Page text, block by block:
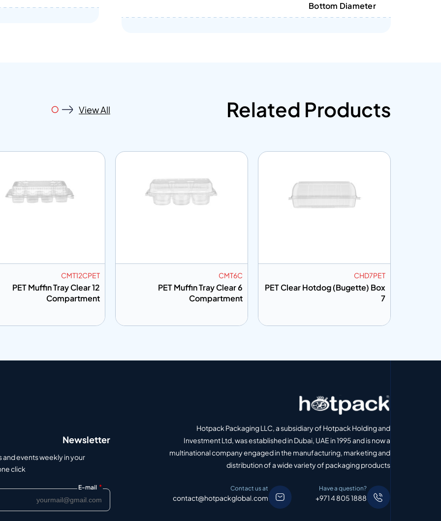
Bottom Diameter
Related Products
View All
CMT6C
PET Muffin Tray Clear 6
Compartment
CMT12CPET
PET Muffin Tray Clear 12
Compartment
CRCCPET
Clear Rectangular Single
Compartment
Hotpack Packaging LLC, a subsidiary of Hotpack Holding and
Investment Ltd, was established in Dubai, UAE in 1995 and is now a
multinational company engaged in the manufacturing, marketing and
distribution of a wide variety of packaging products
Have a question?
+971 4 805 1888
Contact us at
contact@hotpackglobal.com
Newsletter
events weekly in your
click.
E-mail *